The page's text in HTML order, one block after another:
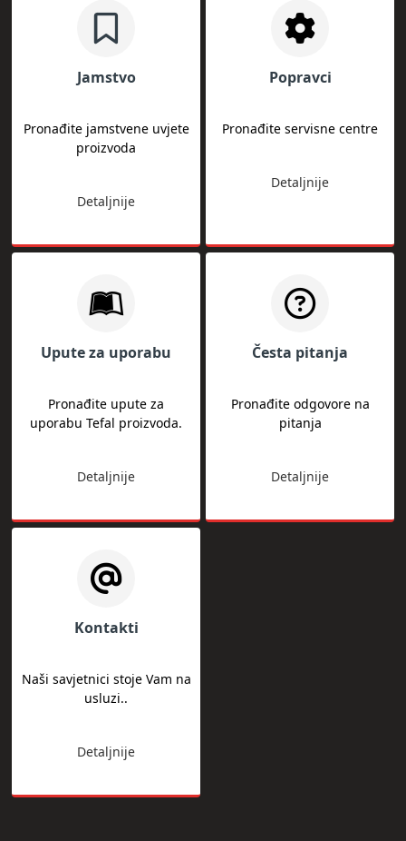
Jamstvo
Pronađite jamstvene uvjete
proizvoda
Detaljnije
Popravci
Pronađite servisne centre
Detaljnije
Upute za uporabu
Pronađite upute za
uporabu Tefal proizvoda.
Detaljnije
Česta pitanja
Pronađite odgovore na
pitanja
Detaljnije
Kontakti
Naši savjetnici stoje Vam na
usluzi..
Detaljnije